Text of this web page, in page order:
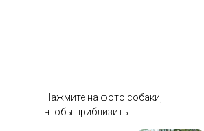
Нажмите на фото собаки,
чтобы приблизить.